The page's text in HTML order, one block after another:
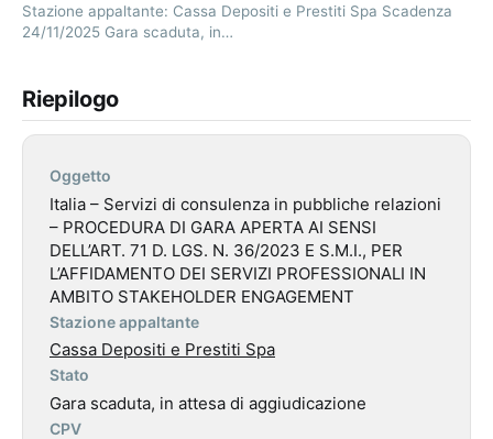
Stazione appaltante: Cassa Depositi e Prestiti Spa Scadenza
24/11/2025 Gara scaduta, in…
Riepilogo
Oggetto
Italia – Servizi di consulenza in pubbliche relazioni
– PROCEDURA DI GARA APERTA AI SENSI
DELL’ART. 71 D. LGS. N. 36/2023 E S.M.I., PER
L’AFFIDAMENTO DEI SERVIZI PROFESSIONALI IN
AMBITO STAKEHOLDER ENGAGEMENT
Stazione appaltante
Cassa Depositi e Prestiti Spa
Stato
Gara scaduta, in attesa di aggiudicazione
CPV